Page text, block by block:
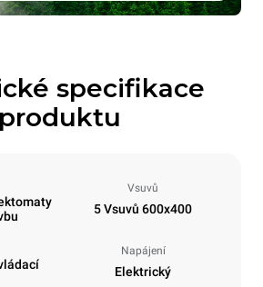
specifikace
produktu
Vsuvů
5 Vsuvů 600x400
Napájení
Elektrický